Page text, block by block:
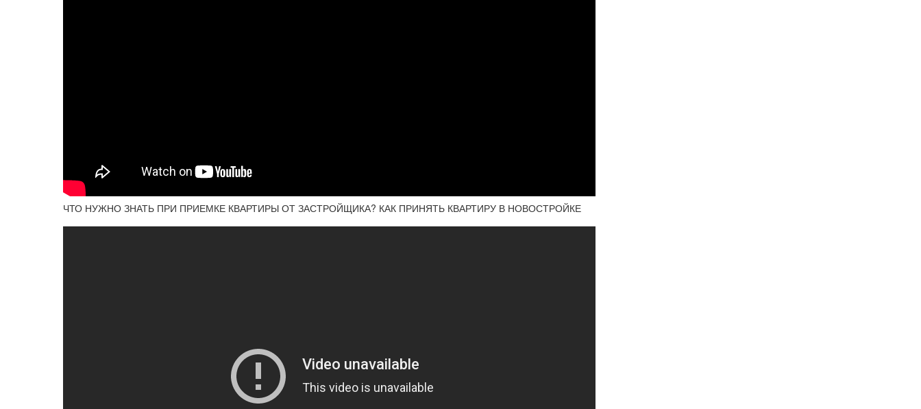
ЧТО НУЖНО ЗНАТЬ ПРИ ПРИЕМКЕ КВАРТИРЫ ОТ ЗАСТРОЙЩИКА? КАК ПРИНЯТЬ КВАРТИРУ В НОВОСТРОЙКЕ